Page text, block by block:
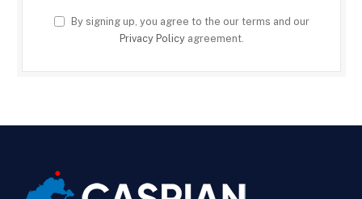
By signing up, you agree to the our terms and our
Privacy Policyagreement.